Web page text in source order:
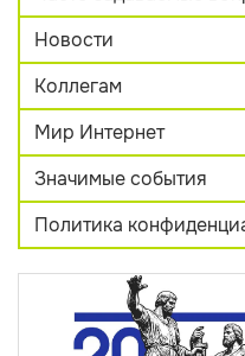
Новости
Коллегам
Мир Интернет
Значимые события
Политика